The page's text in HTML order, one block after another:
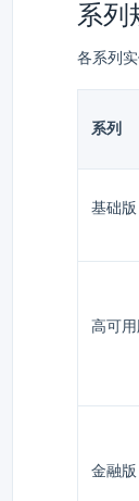
系列
各系列实
系列
基础版
高可用
金融版